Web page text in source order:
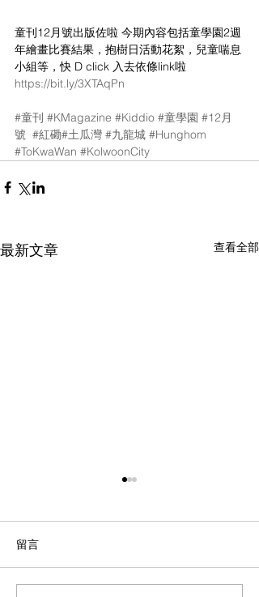
童刊12月號出版佐啦 今期內容包括童學園2週
年繪畫比賽結果，抱樹日活動花絮，兒童喘息
小組等，快 D click 入去依條link啦
https://bit.ly/3XTAqPn
#童刊 #KMagazine #Kiddio #童學園 #12月
號 #紅磡#土瓜灣 #九龍城 #Hunghom
#ToKwaWan #KolwoonCity
最新文章 查看全部
【重要通知】
留言